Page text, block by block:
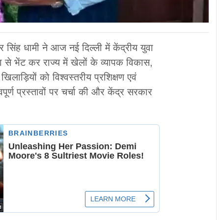
सिंह धामी ने आज नई दिल्ली में केंद्रीय युवा
से भेंट कर राज्य में खेलों के व्यापक विकास,
को विश्वस्तरीय प्रशिक्षण एवं
प्रस्तावों पर चर्चा की और केंद्र सरकार